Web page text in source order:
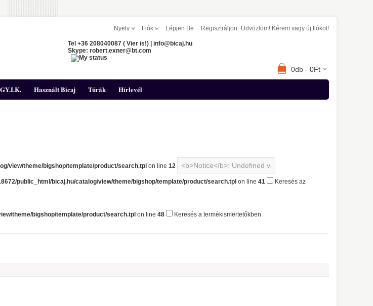
Nyelv Fiók Üdvözlöm! Kérem
Lépjen Be vagy
Regisztráljon új fiókot!
Tel +36 208040087 ( Vier is!) | info@bicaj.hu
Skype: robert.exner@bt.com
0db - 0Ft
GY.I.K. Használt Bicaj Túrák Hírlevél
view/theme/bigshop/template/product/search.tpl on line 12
public_html/bicaj.hu/catalog/view/theme/bigshop/template/product/search.tpl on line 41
Keresés az
theme/bigshop/template/product/search.tpl on line 48 Keresés a termékismertetőkben